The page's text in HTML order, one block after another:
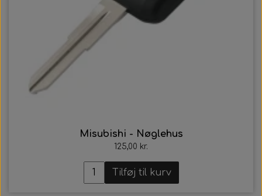
Misubishi - Nøglehus
125,00 kr.
Tilføj til kurv